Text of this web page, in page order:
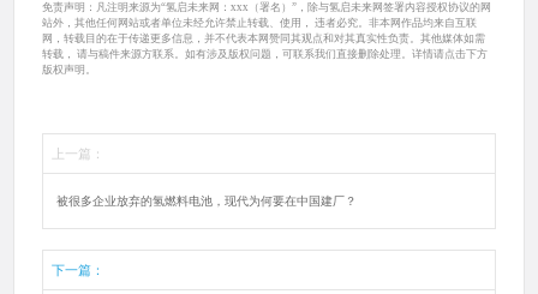
免责声明：凡注明来源为“氢启未来网：xxx（署名）”，除与氢启未来网签署内容授权协议的网
站外，其他任何网站或者单位未经允许禁止转载、使用， 违者必究。非本网作品均来自互联
网，转载目的在于传递更多信息，并不代表本网赞同其观点和对其真实性负责。其他媒体如需
转载， 请与稿件来源方联系。如有涉及版权问题，可联系我们直接删除处理。详情请点击下方
版权声明。
上一篇：
被很多企业放弃的氢燃料电池，现代为何要在中国建厂？
下一篇：